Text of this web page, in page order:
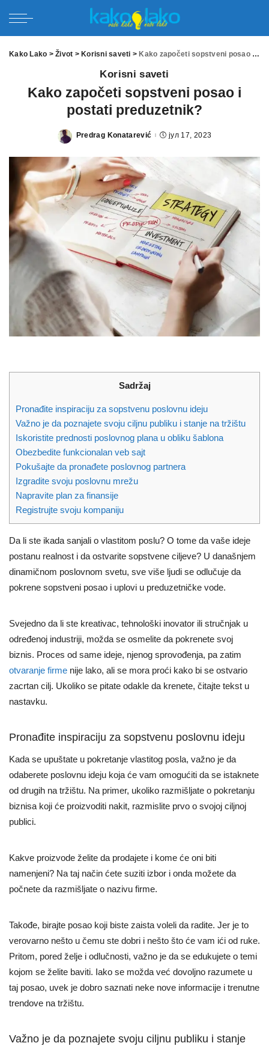
Kako Lako >Život > Korisni saveti > Kako započeti sopstveni posao i postati preduzetnik?
Korisni saveti
Kako započeti sopstveni posao i
postati preduzetnik?
Posted
Predrag Konatarević јул 17, 2023
Sadržaj
Pronađite inspiraciju za sopstvenu poslovnu ideju
Važno je da poznajete svoju ciljnu publiku i stanje na tržištu
Iskoristite prednosti poslovnog plana u obliku šablona
Obezbedite funkcionalan veb sajt
Pokušajte da pronađete poslovnog partnera
Izgradite svoju poslovnu mrežu
Napravite plan za finansije
Registrujte svoju kompaniju
Da li ste ikada sanjali o vlastitom poslu? O tome da vaše ideje
postanu realnost i da ostvarite sopstvene ciljeve? U današnjem
dinamičnom poslovnom svetu, sve više ljudi se odlučuje da
pokrene sopstveni posao i uplovi u preduzetničke vode.
Svejedno da li ste kreativac, tehnološki inovator ili stručnjak u
određenoj industriji, možda se osmelite da pokrenete svoj
biznis. Proces od same ideje, njenog sprovođenja, pa zatim
otvaranje firme nije lako, ali se mora proći kako bi se ostvario
zacrtan cilj. Ukoliko se pitate odakle da krenete, čitajte tekst u
nastavku.
Pronađite inspiraciju za sopstvenu poslovnu ideju
Kada se upuštate u pokretanje vlastitog posla, važno je da
odaberete poslovnu ideju koja će vam omogućiti da se istaknete
od drugih na tržištu. Na primer, ukoliko razmišljate o pokretanju
biznisa koji će proizvoditi nakit, razmislite prvo o svojoj ciljnoj
publici.
Kakve proizvode želite da prodajete i kome će oni biti
namenjeni? Na taj način ćete suziti izbor i onda možete da
počnete da razmišljate o nazivu firme.
Takođe, birajte posao koji biste zaista voleli da radite. Jer je to
verovarno nešto u čemu ste dobri i nešto što će vam ići od ruke.
Pritom, pored želje i odlučnosti, važno je da se edukujete o temi
kojom se želite baviti. Iako se možda već dovoljno razumete u
taj posao, uvek je dobro saznati neke nove informacije i trenutne
trendove na tržištu.
Važno je da poznajete svoju ciljnu publiku i stanje